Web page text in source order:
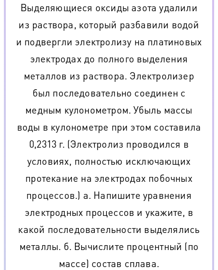
Выделяющиеся оксиды азота удалили
из раствора, который разбавили водой
и подвергли электролизу на платиновых
электродах до полного выделения
металлов из раствора. Электролизер
был последовательно соединен с
медным кулонометром. Убыль массы
воды в кулонометре при этом составила
0,2313 г. (Электролиз проводился в
условиях, полностью исключающих
протекание на электродах побочных
процессов.) а. Напишите уравнения
электродных процессов и укажите, в
какой последовательности выделялись
металлы. б. Вычислите процентный (по
массе) состав сплава.